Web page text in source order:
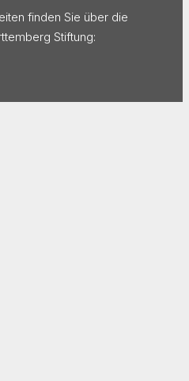
finden Sie über die
Stiftung: